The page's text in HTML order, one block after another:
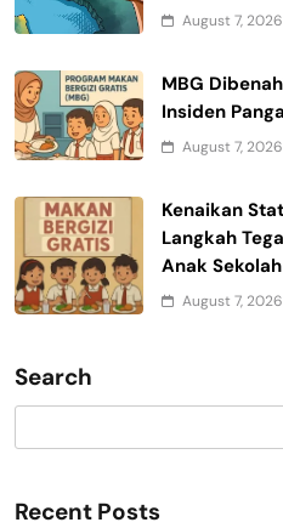
August 7, 2026
MBG
Insiden
August 7, 2026
Kenaikan
Langkah
Anak Sekolah
August 7, 2026
Search
Recent Posts